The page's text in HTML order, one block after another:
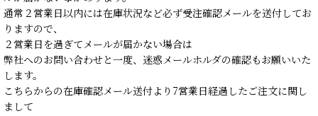
通常２営業日以内には在庫状況など必ず受注確認メールを送付してお
りますので、
２営業日を過ぎてメールが届かない場合は
弊社へのお問い合わせと一度、迷惑メールホルダの確認もお願いいた
します。
こちらからの在庫確認メール送付より7営業日経過したご注文に関し
まして